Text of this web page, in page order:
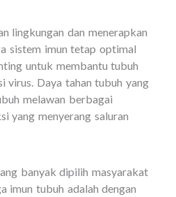
lingkungan dan menerapkan
sistem imun tetap optimal
untuk membantu tubuh
virus. Daya tahan tubuh yang
melawan berbagai
yang menyerang saluran
banyak dipilih masyarakat
imun tubuh adalah dengan